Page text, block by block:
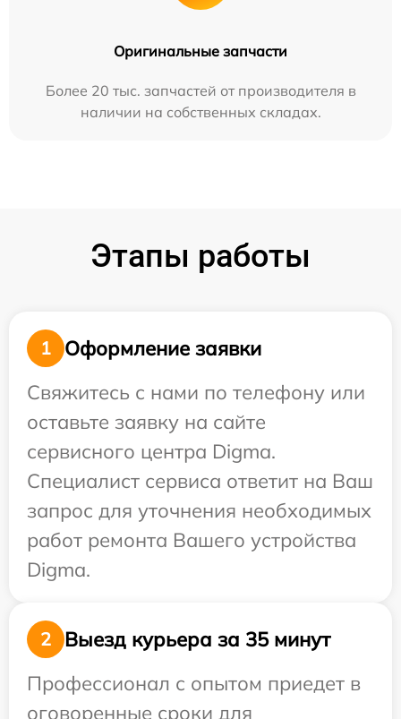
Оригинальные запчасти
Более 20 тыс. запчастей от производителя в
наличии на собственных складах.
Этапы работы
1
Оформление заявки
Свяжитесь с нами по телефону или
оставьте заявку на сайте
сервисного центра Digma.
Специалист сервиса ответит на Ваш
запрос для уточнения необходимых
работ ремонта Вашего устройства
Digma.
2
Выезд курьера за 35 минут
Профессионал с опытом приедет в
оговоренные сроки для